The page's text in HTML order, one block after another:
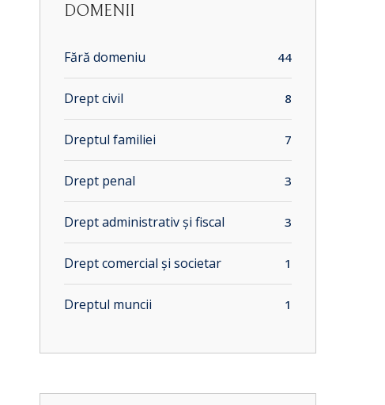
DOMENII
Fără domeniu 44
Drept civil 8
Dreptul familiei 7
Drept penal 3
Drept administrativ și fiscal 3
Drept comercial și societar 1
Dreptul muncii 1